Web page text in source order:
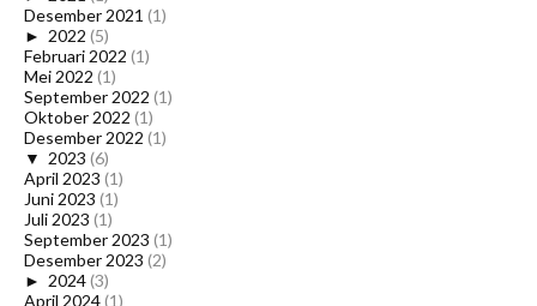
Desember 2021 (1)
► 2022 (5)
Februari 2022 (1)
Mei 2022 (1)
September 2022 (1)
Oktober 2022 (1)
Desember 2022 (1)
▼ 2023 (6)
April 2023 (1)
Juni 2023 (1)
Juli 2023 (1)
September 2023 (1)
Desember 2023 (2)
► 2024(3)
April 2024(1)